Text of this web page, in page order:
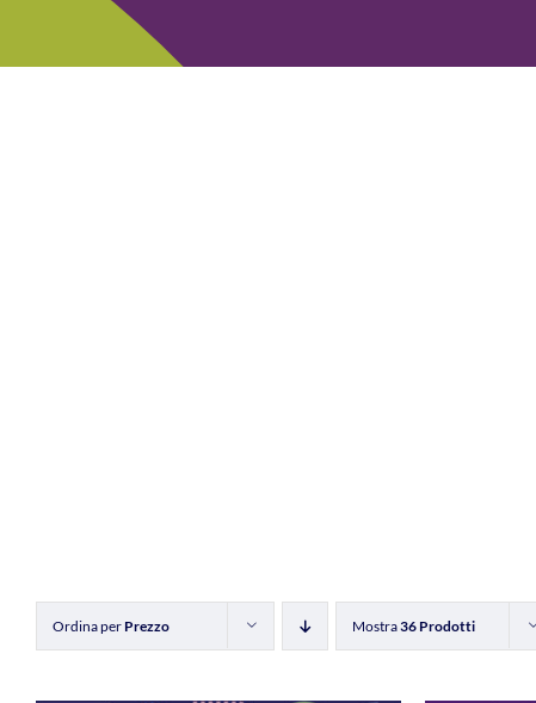
Ordina per Prezzo Mostra36 Prodotti